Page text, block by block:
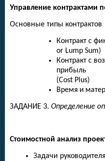
Управление контрактами
Основные типы контрактов
Контракт с
or Lump Sum)
Контракт с
прибыль
(Cost Plus)
Время и
ЗАДАНИЕ 3. Определение
Стоимостной анализ
Задачи